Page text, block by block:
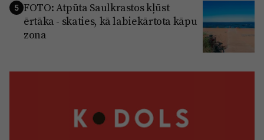
5 FOTO: Atpūta Saulkrastos kļūst
ērtāka - skaties, kā labiekārtota kāpu
zona